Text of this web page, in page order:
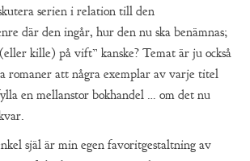
serien i relation till den
där den ingår, hur den nu ska benämnas;
kille) på vift” kanske? Temat är ju också
romaner att några exemplar av varje titel
en mellanstor bokhandel … om det nu
själ är min egen favoritgestaltning av